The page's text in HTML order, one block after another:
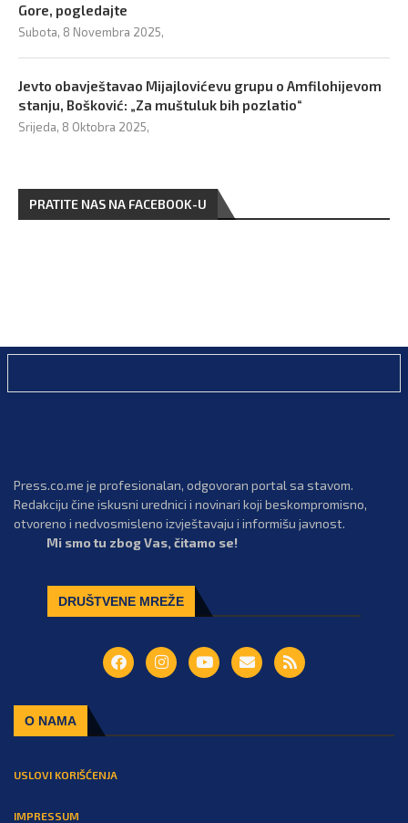
Gore, pogledajte
Subota, 8 Novembra 2025,
Jevto obavještavao Mijajlovićevu grupu o Amfilohijevom
stanju, Bošković: „Za muštuluk bih pozlatio“
Srijeda, 8 Oktobra 2025,
PRATITE NAS NA FACEBOOK-U
Press.co.me je profesionalan, odgovoran portal sa stavom.
Redakciju čine iskusni urednici i novinari koji beskompromisno,
otvoreno i nedvosmisleno izvještavaju i informišu javnost.
Mi smo tu zbog Vas, čitamo se!
DRUŠTVENE MREŽE
O NAMA
USLOVI KORIŠĆENJA
IMPRESSUM